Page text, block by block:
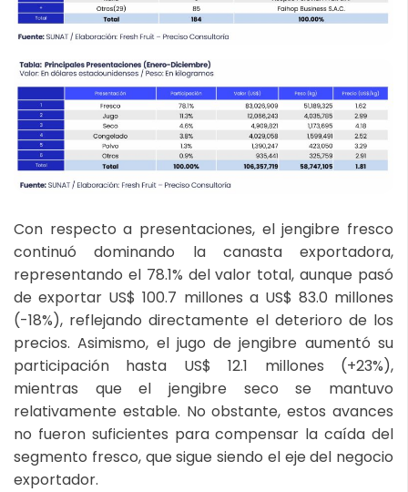
Con respecto a presentaciones, el jengibre fresco
continuó dominando la canasta exportadora,
representando el 78.1% del valor total, aunque pasó
de exportar US$ 100.7 millones a US$ 83.0 millones
(-18%), reflejando directamente el deterioro de los
precios. Asimismo, el jugo de jengibre aumentó su
participación hasta US$ 12.1 millones (+23%),
mientras que el jengibre seco se mantuvo
relativamente estable. No obstante, estos avances
no fueron suficientes para compensar la caída del
segmento fresco, que sigue siendo el eje del negocio
exportador.